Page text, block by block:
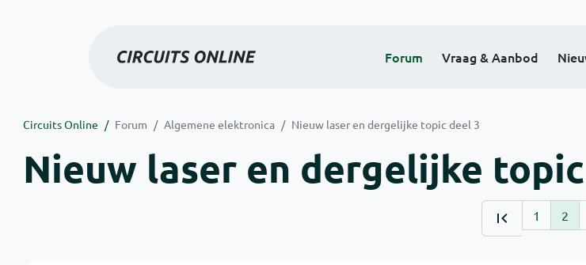
Forum Vraag & Aanbod
Circuits Online Forum Algemene elektronica Nieuw laser en dergelijke topic deel 3
Nieuw laser en dergelijke
1 2